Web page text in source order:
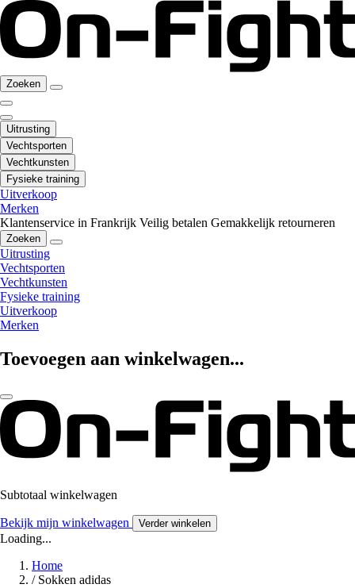
Zoeken
Uitrusting
Vechtsporten
Vechtkunsten
Fysieke training
Uitverkoop
Merken
Klantenservice in Frankrijk Veilig betalen Gemakkelijk retourneren
Zoeken
Uitrusting
Vechtsporten
Vechtkunsten
Fysieke training
Uitverkoop
Merken
Toevoegen aan winkelwagen...
Subtotaal winkelwagen
Bekijk mijn winkelwagen Verder winkelen
Loading...
Home
/ Sokken adidas